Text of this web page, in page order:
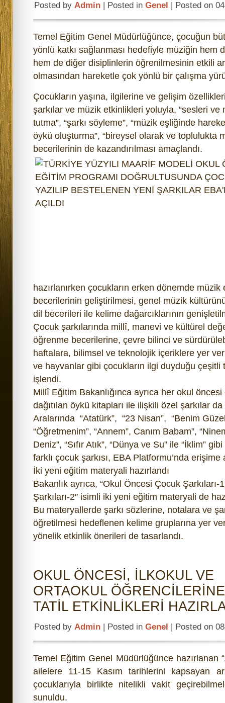
Posted by Admin | Posted in Genel | Posted on
Temel Eğitim Genel Müdürlüğünce, çocuğun
yönlü katkı sağlanması hedefiyle müziğin hem
hem de diğer disiplinlerin öğrenilmesinin etkili
olmasından hareketle çok yönlü bir çalışma
Çocukların yaşına, ilgilerine ve gelişim
şarkılar ve müzik etkinlikleri yoluyla, “sesleri ve
tutma”, “şarkı söyleme”, “müzik eşliğinde
öykü oluşturma”, “bireysel olarak ve toplulukta
becerilerinin de kazandırılması amaçlandı.
hazırlanırken çocukların erken dönemde
becerilerinin geliştirilmesi, genel müzik
dil becerileri ile kelime dağarcıklarının
Çocuk şarkılarında millî, manevi ve kültürel
öğrenme becerilerine, çevre bilinci ve
haftalara, bilimsel ve teknolojik içeriklere yer
ve hayvanlar gibi çocukların ilgi duyduğu çeşitli
işlendi.
Millî Eğitim Bakanlığınca ayrıca her okul öncesi
dağıtılan öykü kitapları ile ilişkili özel şarkılar da
Aralarında “Atatürk”, “23 Nisan”, “Benim
“Öğretmenim”, “Annem”, Canım Babam”,
Deniz”, “Sıfır Atık”, “Dünya ve Su” ile “İklim”
farklı çocuk şarkısı, EBA Platformu’nda erişime
İki yeni eğitim materyali hazırlandı
Bakanlık ayrıca, “Okul Öncesi Çocuk
Şarkıları-2″ isimli iki yeni eğitim materyali de
Bu materyallerde şarkı sözlerine, notalara ve
öğretilmesi hedeflenen kelime gruplarına yer
yönelik etkinlik önerileri de tasarlandı.
OKUL ÖNCESİ, İLKOKUL VE
ORTAOKUL
TATİL ETKİNLİKLERİ
Posted by Admin | Posted in Genel | Posted on
Temel Eğitim Genel Müdürlüğünce hazırlanan
ailelere 11-15 Kasım tarihlerini kapsayan
çocuklarıyla birlikte nitelikli vakit
sunuldu.